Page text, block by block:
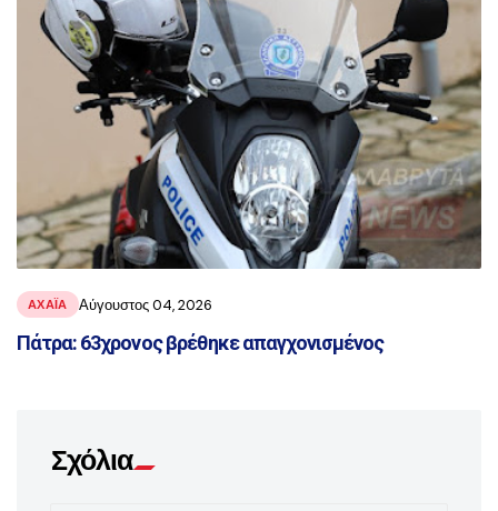
ΑΧΑΪ́Α Αύγουστος 04, 2026
Πάτρα: 63χρονος βρέθηκε απαγχονισμένος
Σχόλια